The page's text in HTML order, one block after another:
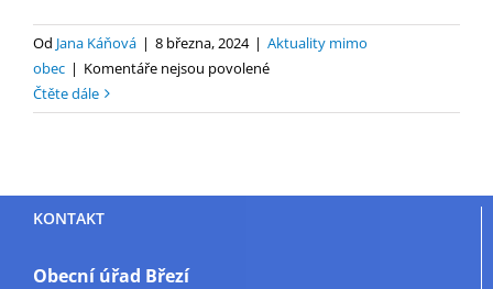
Od Jana Káňová | 8 března, 2024 | Aktuality mimo
obec | Komentáře nejsou povolenéu
s
pečovatelská
Čtěte dále
KONTAKT
Obecní úřad Březí